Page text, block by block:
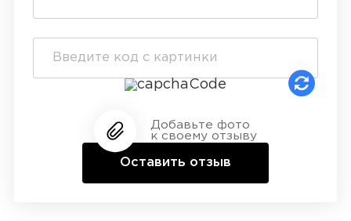
Добавьте фото
к своему отзыву
Оставить отзыв